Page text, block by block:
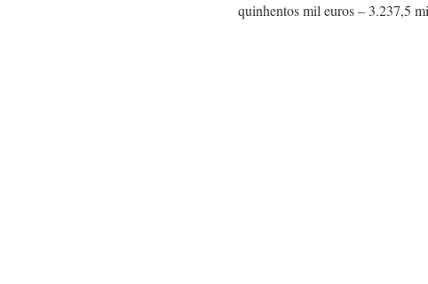
quinhentos mil euros – 3.237,5